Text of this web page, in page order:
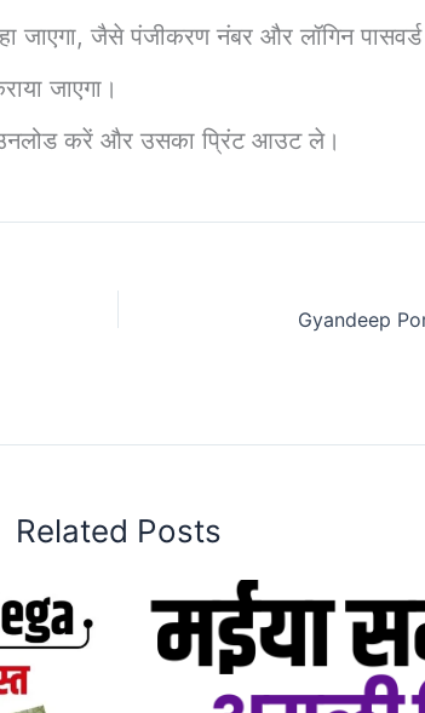
जाएगा, जैसे पंजीकरण नंबर और लॉगिन
जाएगा।
करें और उसका प्रिंट आउट ले।
Related Posts